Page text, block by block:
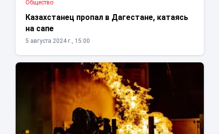
Общество
Казахстанец пропал в Дагестане, катаясь
на сапе
5 августа 2024 г., 15:00